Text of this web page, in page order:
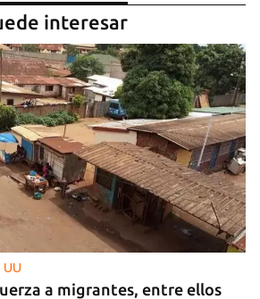
interesar
UU
a migrantes, entre ellos